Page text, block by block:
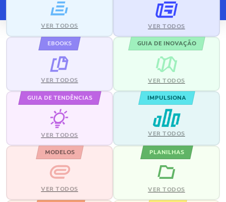
VER TODOS VER TODOS
EBOOKS
VER TODOS
GUIA DE INOVAÇÃO
VER TODOS
GUIA DE TENDÊNCIAS
VER TODOS
IMPULSIONA
VER TODOS
MODELOS
VER TODOS
PLANILHAS
VER TODOS